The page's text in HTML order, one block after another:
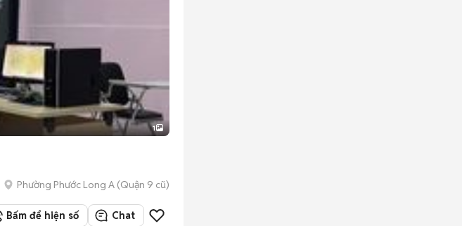
1
Phường Phước Long A (Quận 9 cũ)
Bấm để hiện số Chat